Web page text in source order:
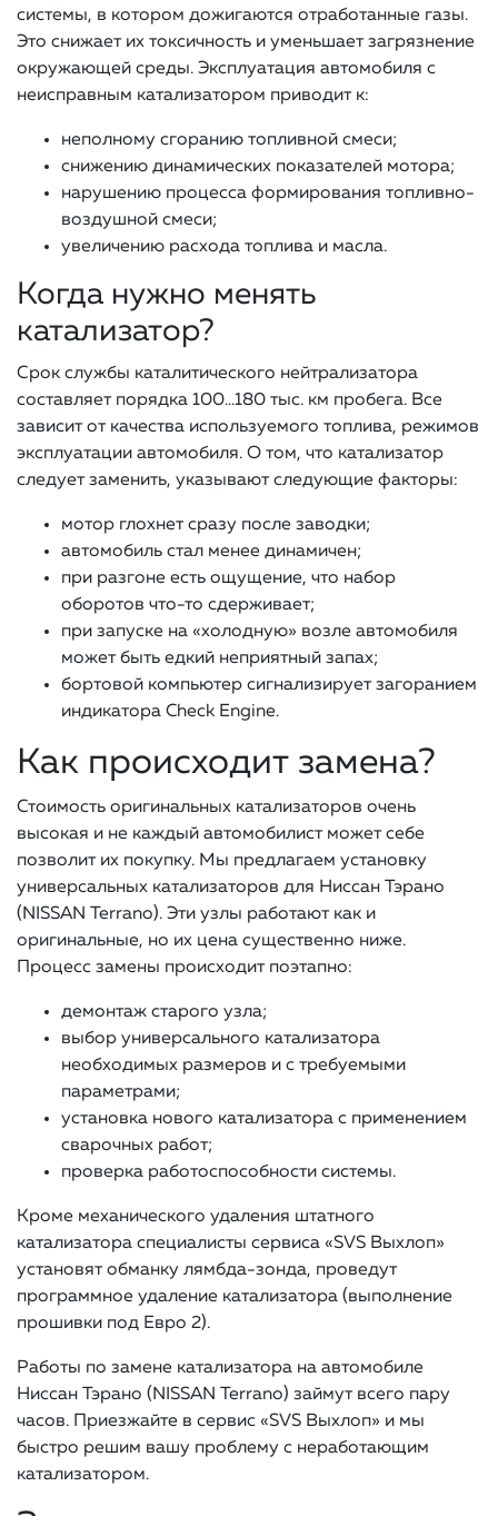
системы, в котором дожигаются отработанные газы.
Это снижает их токсичность и уменьшает загрязнение
окружающей среды. Эксплуатация автомобиля с
неисправным катализатором приводит к:
неполному сгоранию топливной смеси;
снижению динамических показателей мотора;
нарушению процесса формирования топливно-
воздушной смеси;
увеличению расхода топлива и масла.
Когда нужно менять
катализатор?
Срок службы каталитического нейтрализатора
составляет порядка 100…180 тыс. км пробега. Все
зависит от качества используемого топлива, режимов
эксплуатации автомобиля. О том, что катализатор
следует заменить, указывают следующие факторы:
мотор глохнет сразу после заводки;
автомобиль стал менее динамичен;
при разгоне есть ощущение, что набор
оборотов что-то сдерживает;
при запуске на «холодную» возле автомобиля
может быть едкий неприятный запах;
бортовой компьютер сигнализирует загоранием
индикатора Check Engine.
Как происходит замена?
Стоимость оригинальных катализаторов очень
высокая и не каждый автомобилист может себе
позволит их покупку. Мы предлагаем установку
универсальных катализаторов для Ниссан Тэрано
(NISSAN Terrano). Эти узлы работают как и
оригинальные, но их цена существенно ниже.
Процесс замены происходит поэтапно:
демонтаж старого узла;
выбор универсального катализатора
необходимых размеров и с требуемыми
параметрами;
установка нового катализатора с применением
сварочных работ;
проверка работоспособности системы.
Кроме механического удаления штатного
катализатора специалисты сервиса «SVS Выхлоп»
установят обманку лямбда-зонда, проведут
программное удаление катализатора (выполнение
прошивки под Евро 2).
Работы по замене катализатора на автомобиле
Ниссан Тэрано (NISSAN Terrano) займут всего пару
часов. Приезжайте в сервис «SVS Выхлоп» и мы
быстро решим вашу проблему с неработающим
катализатором.